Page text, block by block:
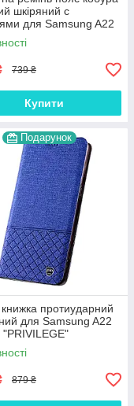
шкіряний c
для Samsung A22
739 ₴
Купити
Подарунок
протиударний
для Samsung A22
879 ₴